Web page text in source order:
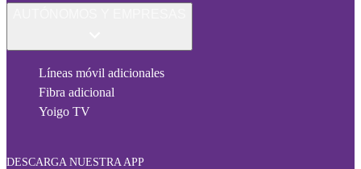
Líneas móvil adicionales
Fibra adicional
Yoigo TV
DESCARGA NUESTRA APP